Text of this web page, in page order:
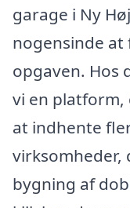
garage i Ny
nogensinde
opgaven. Hos
vi en
at indhente
virksomheder,
bygning af